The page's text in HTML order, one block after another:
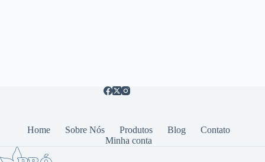
Home Sobre Nós Produtos Blog
Contato
Minha conta